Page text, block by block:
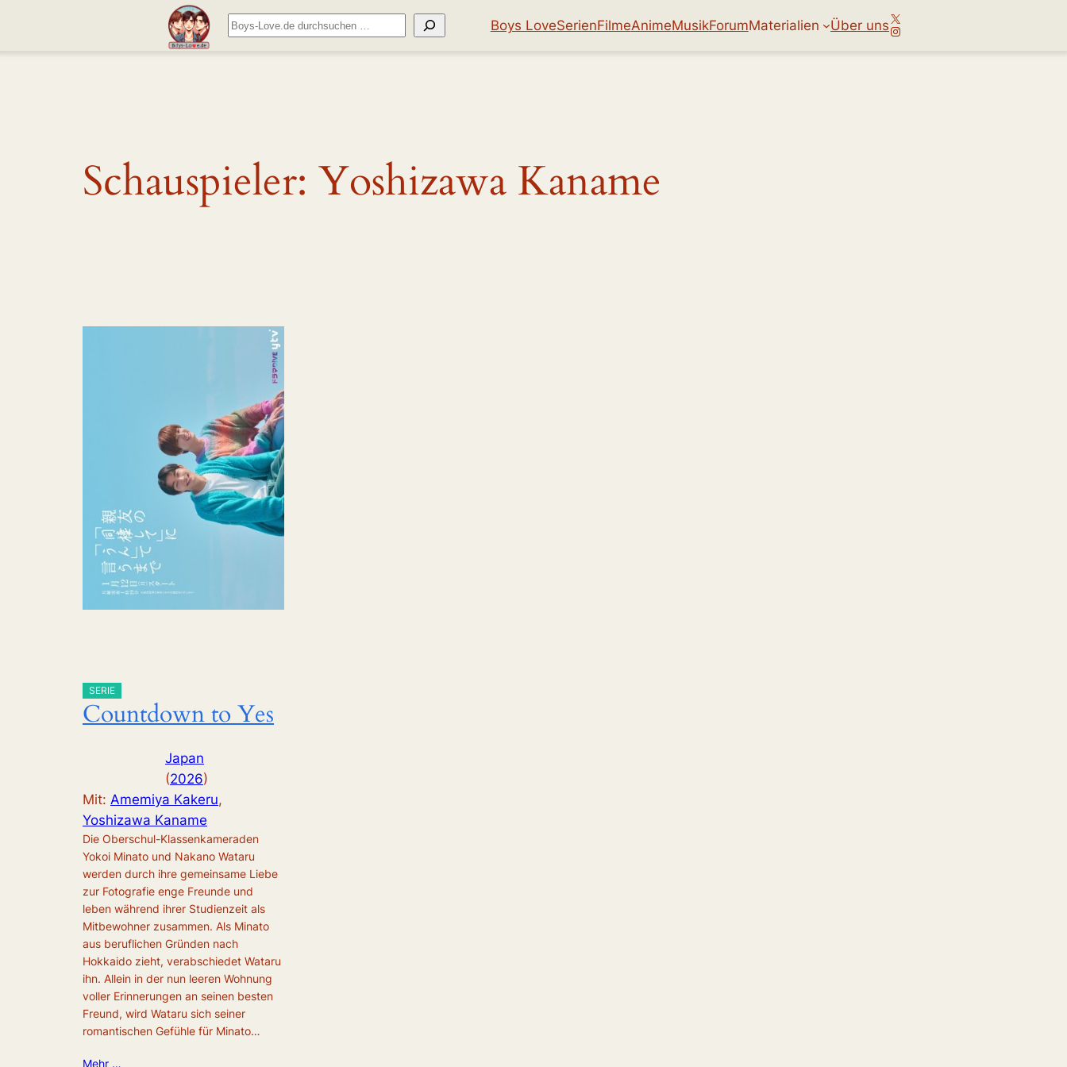
Suchen Boys LoveSerienFilmeAnimeMusikForumMaterialien Über unsX
Instagram
Schauspieler: Yoshizawa Kaname
SERIE
Countdown to Yes
Japan
(2026)
Mit: Amemiya Kakeru
Yoshizawa Kaname
Die Oberschul-Klassenkameraden
Yokoi Minato und Nakano Wataru
werden durch ihre gemeinsame Liebe
zur Fotografie enge Freunde und
leben während ihrer Studienzeit als
Mitbewohner zusammen. Als Minato
aus beruflichen Gründen nach
Hokkaido zieht, verabschiedet Wataru
ihn. Allein in der nun leeren Wohnung
voller Erinnerungen an seinen besten
Freund, wird Wataru sich seiner
romantischen Gefühle für Minato…
Mehr …